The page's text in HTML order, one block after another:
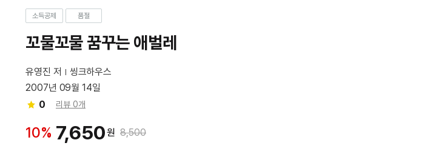
소득공제 품절
꼬물꼬물 꿈꾸는 애벌레
유영진 저
씽크하우스
2007년 09월 14일
0
리뷰 0개
10% 7,650원 8,500